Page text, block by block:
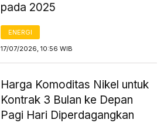
pada 2025
ENERGI
17/07/2026, 10:56 WIB
Harga Komoditas Nikel untuk
Kontrak 3 Bulan ke Depan
Pagi Hari Diperdagangkan